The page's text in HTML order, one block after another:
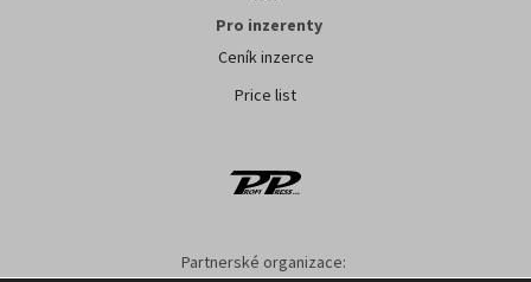
Pro inzerenty
Ceník inzerce
Price list
Partnerské organizace: